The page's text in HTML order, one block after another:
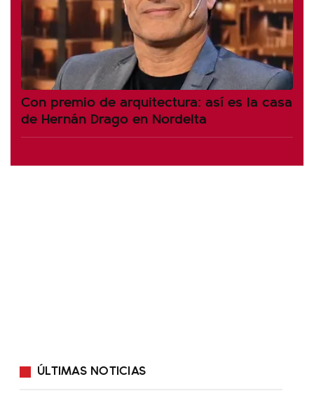
Con premio de arquitectura: así es la casa
de Hernán Drago en Nordelta
ÚLTIMAS NOTICIAS